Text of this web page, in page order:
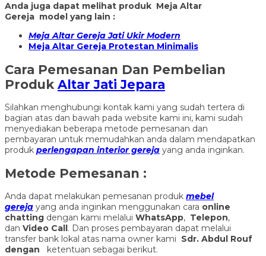
Anda juga dapat melihat produk Meja Altar
Gereja model yang lain :
Meja Altar Gereja Jati Ukir Modern
Meja Altar Gereja Protestan Minimalis
Cara Pemesanan Dan Pembelian
Produk Altar Jati Jepara
Silahkan menghubungi kontak kami yang sudah tertera di
bagian atas dan bawah pada website kami ini, kami sudah
menyediakan beberapa metode pemesanan dan
pembayaran untuk memudahkan anda dalam mendapatkan
produk perlengapan interior gereja yang anda inginkan.
Metode Pemesanan :
Anda dapat melakukan pemesanan produk mebel
gereja yang anda inginkan menggunakan cara online
chatting dengan kami melalui WhatsApp, Telepon,
dan Video Call. Dan proses pembayaran dapat melalui
transfer bank lokal atas nama owner kami Sdr. Abdul Rouf
dengan ketentuan sebagai berikut.